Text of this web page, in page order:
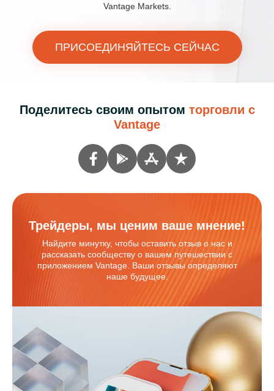
Vantage Markets.
ПРИСОЕДИНЯЙТЕСЬ СЕЙЧАС
Поделитесь своим опытом торговли с
Vantage
Трейдеры, мы ценим ваше мнение!
Найдите минутку, чтобы оставить отзыв о нас и
рассказать сообществу о вашем путешествии с
приложением Vantage. Ваши отзывы определяют
наше будущее.